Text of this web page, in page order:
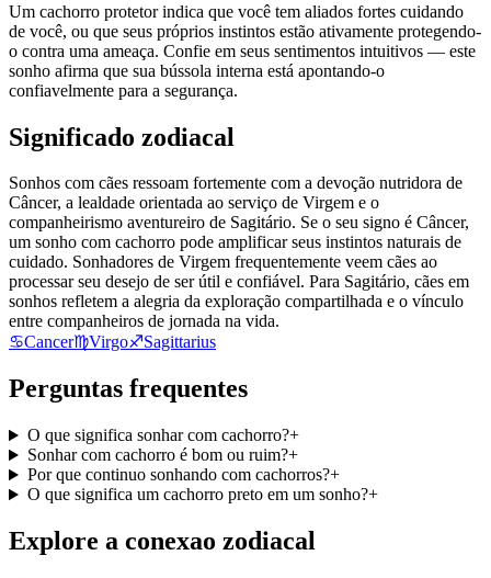
Um cachorro protetor indica que você tem aliados fortes cuidando
de você, ou que seus próprios instintos estão ativamente protegendo-
o contra uma ameaça. Confie em seus sentimentos intuitivos — este
sonho afirma que sua bússola interna está apontando-o
confiavelmente para a segurança.
Significado zodiacal
Sonhos com cães ressoam fortemente com a devoção nutridora de
Câncer, a lealdade orientada ao serviço de Virgem e o
companheirismo aventureiro de Sagitário. Se o seu signo é Câncer,
um sonho com cachorro pode amplificar seus instintos naturais de
cuidado. Sonhadores de Virgem frequentemente veem cães ao
processar seu desejo de ser útil e confiável. Para Sagitário, cães em
sonhos refletem a alegria da exploração compartilhada e o vínculo
entre companheiros de jornada na vida.
♋Cancer♍Virgo♐Sagittarius
Perguntas frequentes
O que significa sonhar com cachorro?+
Sonhar com cachorro é bom ou ruim?+
Por que continuo sonhando com cachorros?+
O que significa um cachorro preto em um sonho?+
Explore a conexao zodiacal